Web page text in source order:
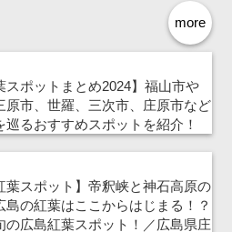
more
スポットまとめ2024】福山市や
原市、世羅、三次市、庄原市など
巡るおすすめスポットを紹介！
葉スポット】帝釈峡と神石高原の
島の紅葉はここからはじまる！？
の広島紅葉スポット！／広島県庄